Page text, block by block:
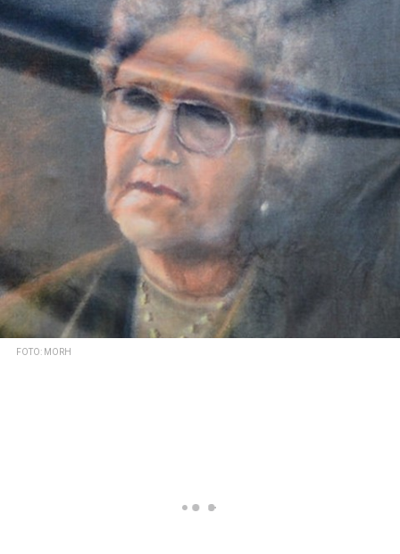
FOTO: MORH